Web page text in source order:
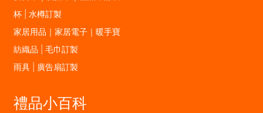
杯 | 水樽訂製
家居用品｜家居電子｜暖手寶
紡織品 | 毛巾訂製
雨具 | 廣告扇訂製
禮品小百科